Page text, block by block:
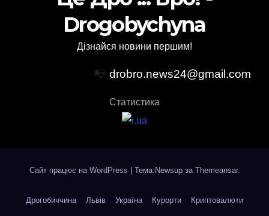
Drogobychyna
Дізнайся новини першим!
📭 drobro.news24@gmail.com
Статистика
Сайт працює на WordPress Тема:Newsup за Themeansar.
Дрогобиччина Львів Україна Курорти Криптовалюти